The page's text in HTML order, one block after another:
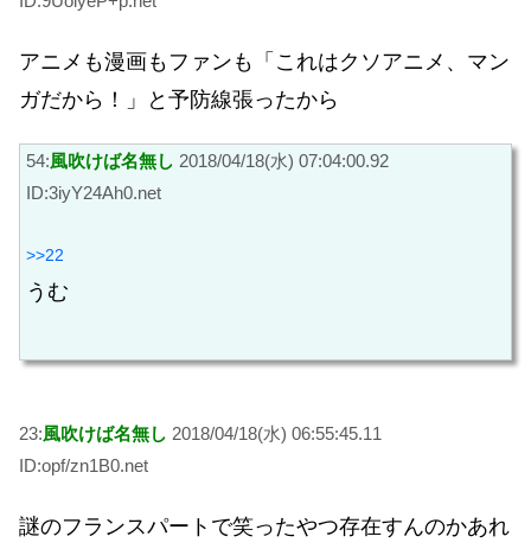
アニメも漫画もファンも「これはクソアニメ、マン
ガだから！」と予防線張ったから
54:風吹けば名無し 2018/04/18(水) 07:04:00.92
ID:3iyY24Ah0.net
>>22
うむ
23:風吹けば名無し 2018/04/18(水) 06:55:45.11
ID:opf/zn1B0.net
謎のフランスパートで笑ったやつ存在すんのかあれ